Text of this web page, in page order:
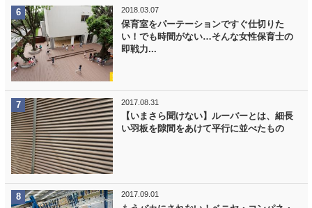
2018.03.07
保育室をパーテーションですぐ仕切りた
い！でも時間がない…そんな女性保育士の
即戦力...
2017.08.31
【いまさら聞けない】ルーバーとは、細長
い羽板を隙間をあけて平行に並べたもの
2017.09.01